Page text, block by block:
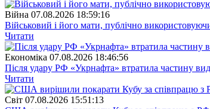
Війна 07.08.2026 18:59:16
Військовий і його мати, публічно
Читати
Економіка 07.08.2026 18:46:56
Після удару РФ «Укрнафта» втратила частину
Читати
Свiт 07.08.2026 15:51:13